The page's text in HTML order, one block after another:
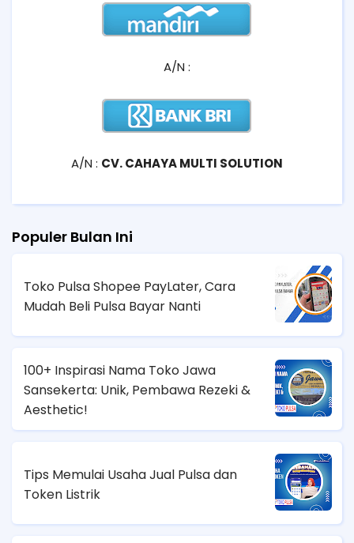
A/N :
A/N : CV. CAHAYA MULTI SOLUTION
Populer Bulan Ini
Toko Pulsa Shopee PayLater, Cara
Mudah Beli Pulsa Bayar Nanti
100+ Inspirasi Nama Toko Jawa
Sansekerta: Unik, Pembawa Rezeki &
Aesthetic!
Tips Memulai Usaha Jual Pulsa dan
Token Listrik